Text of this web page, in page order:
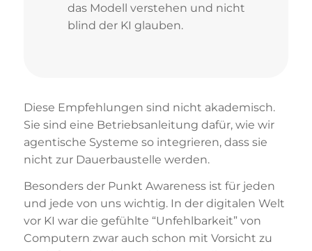
das Modell verstehen und nicht
blind der KI glauben.
Diese Empfehlungen sind nicht akademisch.
Sie sind eine Betriebsanleitung dafür, wie wir
agentische Systeme so integrieren, dass sie
nicht zur Dauerbaustelle werden.
Besonders der Punkt Awareness ist für jeden
und jede von uns wichtig. In der digitalen Welt
vor KI war die gefühlte “Unfehlbarkeit” von
Computern zwar auch schon mit Vorsicht zu